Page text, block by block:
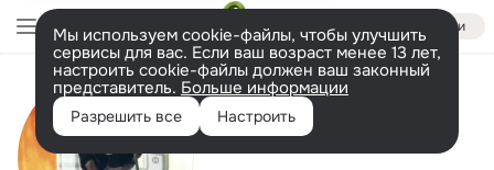
Войти
Мы используем cookie-файлы, чтобы улучшить
сервисы для вас. Если ваш возраст менее 13 лет,
настроить cookie-файлы должен ваш законный
представитель. Больше информации
Разрешить все Настроить
Исполнитель
Vimbai